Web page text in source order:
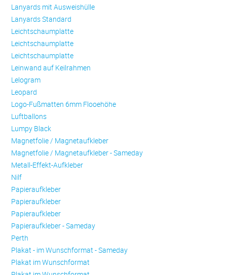
Lanyards mit Ausweishülle
Lanyards Standard
Leichtschaumplatte
Leichtschaumplatte
Leichtschaumplatte
Leinwand auf Keilrahmen
Lelogram
Leopard
Logo-Fußmatten 6mm Flooehöhe
Luftballons
Lumpy Black
Magnetfolie / Magnetaufkleber
Magnetfolie / Magnetaufkleber - Sameday
Metall-Effekt-Aufkleber
Nilf
Papieraufkleber
Papieraufkleber
Papieraufkleber
Papieraufkleber - Sameday
Perth
Plakat - im Wunschformat - Sameday
Plakat im Wunschformat